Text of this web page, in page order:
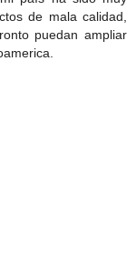
de mala calidad,
puedan ampliar